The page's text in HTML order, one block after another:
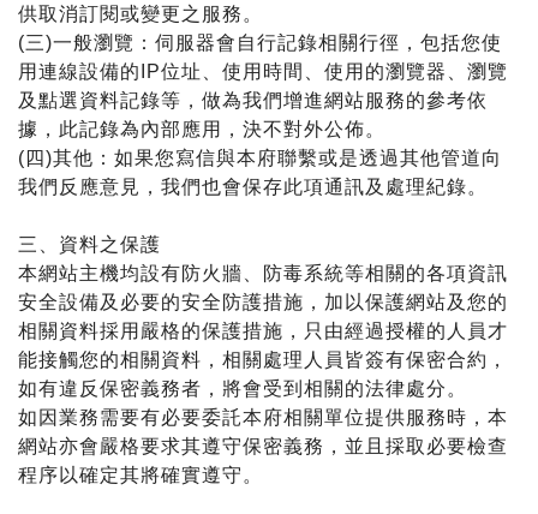
供取消訂閱或變更之服務。
(三)一般瀏覽：伺服器會自行記錄相關行徑，包括您使
用連線設備的IP位址、使用時間、使用的瀏覽器、瀏覽
及點選資料記錄等，做為我們增進網站服務的參考依
據，此記錄為內部應用，決不對外公佈。
(四)其他：如果您寫信與本府聯繫或是透過其他管道向
我們反應意見，我們也會保存此項通訊及處理紀錄。
三、資料之保護
本網站主機均設有防火牆、防毒系統等相關的各項資訊
安全設備及必要的安全防護措施，加以保護網站及您的
相關資料採用嚴格的保護措施，只由經過授權的人員才
能接觸您的相關資料，相關處理人員皆簽有保密合約，
如有違反保密義務者，將會受到相關的法律處分。
如因業務需要有必要委託本府相關單位提供服務時，本
網站亦會嚴格要求其遵守保密義務，並且採取必要檢查
程序以確定其將確實遵守。